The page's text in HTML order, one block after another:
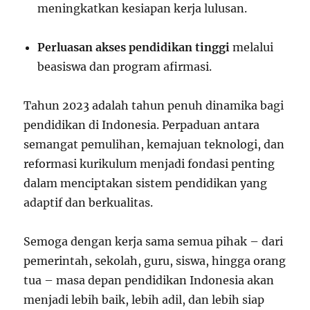
meningkatkan kesiapan kerja lulusan.
Perluasan akses pendidikan tinggi melalui
beasiswa dan program afirmasi.
Tahun 2023 adalah tahun penuh dinamika bagi
pendidikan di Indonesia. Perpaduan antara
semangat pemulihan, kemajuan teknologi, dan
reformasi kurikulum menjadi fondasi penting
dalam menciptakan sistem pendidikan yang
adaptif dan berkualitas.
Semoga dengan kerja sama semua pihak – dari
pemerintah, sekolah, guru, siswa, hingga orang
tua – masa depan pendidikan Indonesia akan
menjadi lebih baik, lebih adil, dan lebih siap